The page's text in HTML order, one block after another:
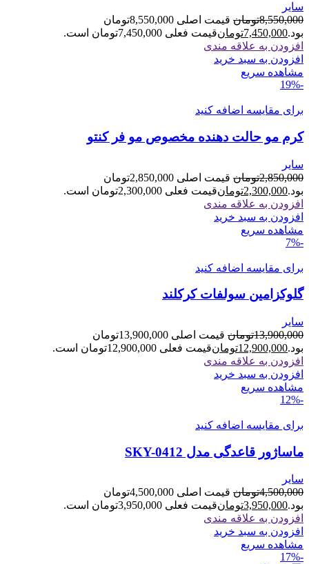
سایر
8,550,000تومان
قیمت اصلی 8,550,000تومان
بود.7,450,000تومانقیمت فعلی 7,450,000تومان است.
افزودن به علاقه مندی
افزودن به سبد خرید
مشاهده سریع
-19%
برای مقایسه اضافه کنید
کرم مو حالت دهنده مخصوص مو فر کنتو
سایر
2,850,000تومان
قیمت اصلی 2,850,000تومان
بود.2,300,000تومانقیمت فعلی 2,300,000تومان است.
افزودن به علاقه مندی
افزودن به سبد خرید
مشاهده سریع
-7%
برای مقایسه اضافه کنید
گلوکزامین سولفات کرکلند
سایر
13,900,000تومان
قیمت اصلی 13,900,000تومان
بود.12,900,000تومانقیمت فعلی 12,900,000تومان است.
افزودن به علاقه مندی
افزودن به سبد خرید
مشاهده سریع
-12%
برای مقایسه اضافه کنید
ماساژور قاعدگی مدل SKY-0412
سایر
4,500,000تومان
قیمت اصلی 4,500,000تومان
بود.3,950,000تومانقیمت فعلی 3,950,000تومان است.
افزودن به علاقه مندی
افزودن به سبد خرید
مشاهده سریع
-17%